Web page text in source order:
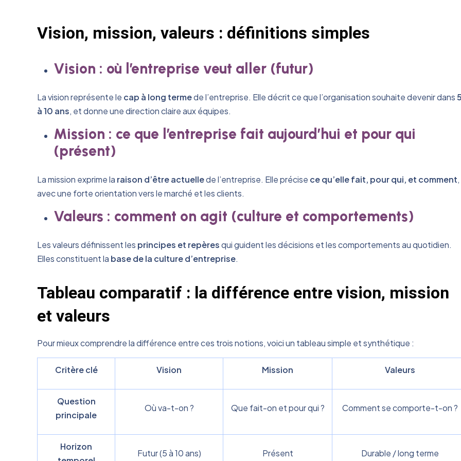
Vision, mission, valeurs : définitions simples
Vision : où l’entreprise veut aller (futur)
La vision représente le cap à long termede l’entreprise. Elle décrit ce que l’organisation souhaite devenir dans
à 10 ans, et donne une direction claire aux équipes.
Mission : ce que l’entreprise fait aujourd’hui et pour qui
(présent)
La mission exprime la raison d’être actuellede l’entreprise. Elle précise ce qu’elle fait, pour qui, et comment,
avec une forte orientation vers le marché et les clients.
Valeurs : comment on agit (culture et comportements)
Les valeurs définissent les principes et repèresqui guident les décisions et les comportements au quotidien.
Elles constituent la base de la culture d’entreprise.
Tableau comparatif : la différence entre vision, mission
et valeurs
Pour mieux comprendre la différence entre ces trois notions, voici un tableau simple et synthétique :
Critère clé Vision Mission Valeurs
Question
principale
Où va-t-on ? Que fait-on et pour qui ? Comment se comporte-t-on ?
Horizon
Futur (5 à 10 ans) Présent Durable / long terme